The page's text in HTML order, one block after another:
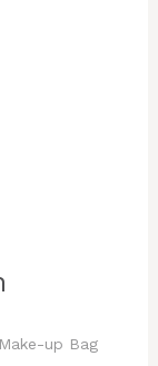
Make-up Bag